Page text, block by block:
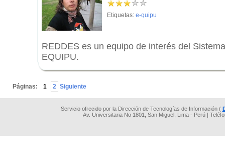
Etiquetas: e-quipu
REDDES es un equipo de interés del
EQUIPU.
Páginas: 1 2 Siguiente
Servicio ofrecido por la Dirección de Tecnologías de Información (
Av. Universitaria No 1801, San Miguel, Lima - Perú |